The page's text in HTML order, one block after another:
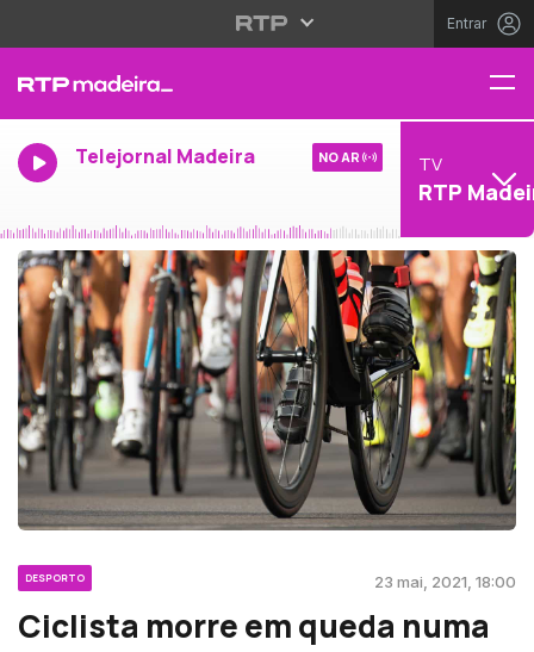
Entrar
Telejornal Madeira NO AR TV
RTP
DESPORTO 23 mai, 2021, 18:00
Ciclista morre em queda numa